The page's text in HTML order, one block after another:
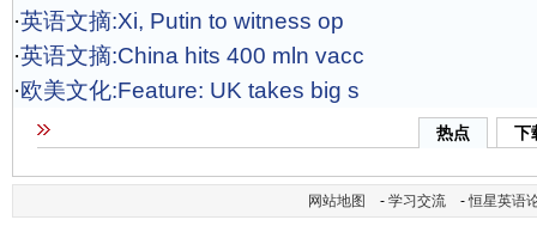
·英语文摘:Xi, Putin to witness op
·英语文摘:China hits 400 mln vacc
·欧美文化:Feature: UK takes big s
热点 下
网站地图 - 学习交流 -恒星英语